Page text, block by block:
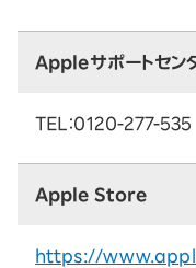
Appleサポートセン
TEL：0120-277-535
Apple Store
https://